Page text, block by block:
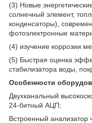
(3) Новые
солнечный элемент,
конденсаторы),
фотоэлектронные
(4) изучение коррозии
(5) Быстрая оценка
стабилизатора воды,
Особенности
Двухканальный
24-битный АЦП;
Встроенный анализатор